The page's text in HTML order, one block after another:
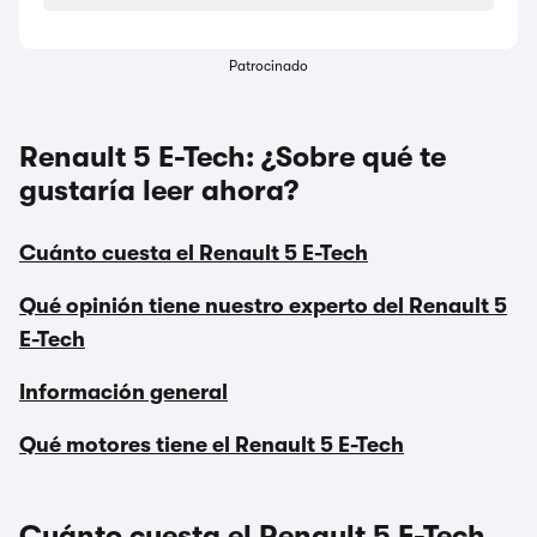
Patrocinado
Renault 5 E-Tech: ¿Sobre qué te
gustaría leer ahora?
Cuánto cuesta el Renault 5 E-Tech
Qué opinión tiene nuestro experto del Renault 5
E-Tech
Información general
Qué motores tiene el Renault 5 E-Tech